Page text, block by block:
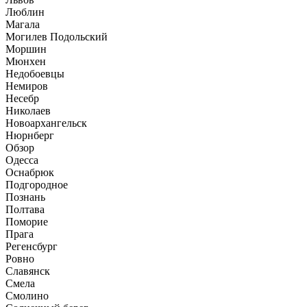
Люблин
Магала
Могилев Подольский
Моршин
Мюнхен
Недобоевцы
Немиров
Несебр
Николаев
Новоархангельск
Нюрнберг
Обзор
Одесса
Оснабрюк
Подгородное
Познань
Полтава
Поморие
Прага
Регенсбург
Ровно
Славянск
Смела
Смолино